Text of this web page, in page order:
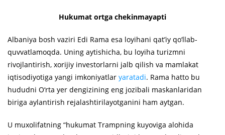
Hukumat ortga chekinmayapti
Albaniya bosh vaziri Edi Rama esa loyihani qat’iy qo‘llab-
quvvatlamoqda. Uning aytishicha, bu loyiha turizmni
rivojlantirish, xorijiy investorlarni jalb qilish va mamlakat
iqtisodiyotiga yangi imkoniyatlar yaratadi. Rama hatto bu
hududni O‘rta yer dengizining eng jozibali maskanlaridan
biriga aylantirish rejalashtirilayotganini ham aytgan.
U muxolifatning “hukumat Trampning kuyoviga alohida